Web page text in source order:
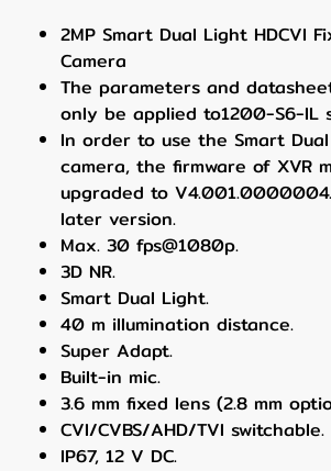
2MP Smart Dual Light HDCVI
Camera
The parameters and
only be applied to1200-S6-IL
In order to use the Smart Dual
camera, the firmware of XVR
upgraded to
later version.
Max. 30 fps@1080p.
3D NR.
Smart Dual Light.
40 m illumination distance.
Super Adapt.
Built-in mic.
3.6 mm fixed lens (2.8 mm
CVI/CVBS/AHD/TVI switchable.
IP67, 12 V DC.